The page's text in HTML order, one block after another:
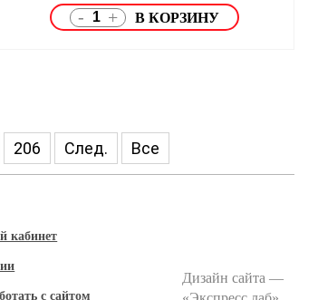
- +
206 След. Все
кабинет
с сайтом
Дизайн сайта —